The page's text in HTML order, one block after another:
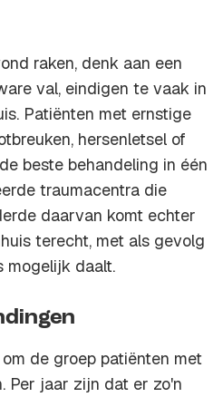
raken, denk aan een
val, eindigen te vaak in
Patiënten met ernstige
hersenletsel of
beste behandeling in één
traumacentra die
daarvan komt echter
terecht, met als gevolg
mogelijk daalt.
de groep patiënten met
Per jaar zijn dat er zo'n